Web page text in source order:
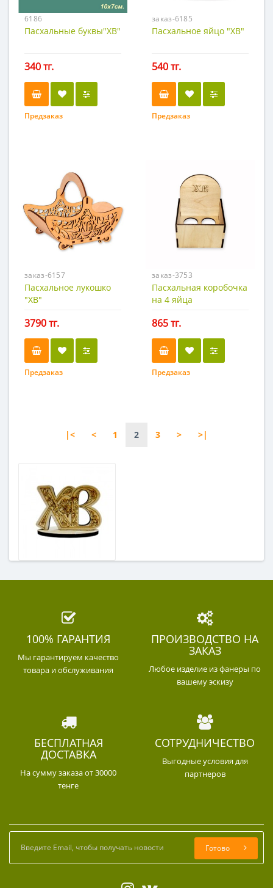
6186
Пасхальные буквы"ХВ"
340 тг.
Предзаказ
заказ-6185
Пасхальное яйцо "ХВ"
540 тг.
Предзаказ
заказ-6157
Пасхальное лукошко
"ХВ"
3790 тг.
Предзаказ
заказ-3753
Пасхальная коробочка
на 4 яйца
865 тг.
Предзаказ
|< < 1 2 3 > >|
100% ГАРАНТИЯ
Мы гарантируем качество
товара и обслуживания
ПРОИЗВОДСТВО НА
ЗАКАЗ
Любое изделие из фанеры по
вашему эскизу
БЕСПЛАТНАЯ
ДОСТАВКА
На сумму заказа от 30000
тенге
СОТРУДНИЧЕСТВО
Выгодные условия для
партнеров
Готово